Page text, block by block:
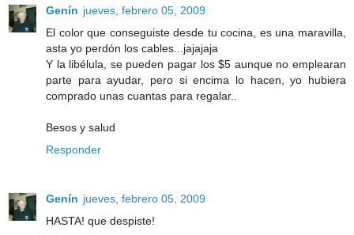
Genín jueves, febrero 05, 2009
El color que conseguiste desde tu cocina, es una maravilla,
asta yo perdón los cables...jajajaja
Y la libélula, se pueden pagar los $5 aunque no emplearan
parte para ayudar, pero si encima lo hacen, yo hubiera
comprado unas cuantas para regalar..
Besos y salud
Responder
Genín jueves, febrero 05, 2009
HASTA! que despiste!